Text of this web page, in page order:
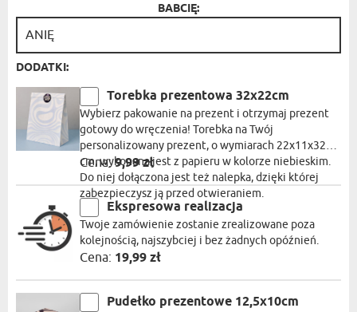
BABCIĘ:
DODATKI:
Torebka prezentowa 32x22cm
Wybierz pakowanie na prezent i otrzymaj prezent
gotowy do wręczenia! Torebka na Twój
personalizowany prezent, o wymiarach 22x11x32
cm, wykonana jest z papieru w kolorze niebieskim.
Do niej dołączona jest też nalepka, dzięki której
zabezpieczysz ją przed otwieraniem.
Cena:9,99 zł
Ekspresowa realizacja
Twoje zamówienie zostanie zrealizowane poza
kolejnością, najszybciej i bez żadnych opóźnień.
Cena: 19,99 zł
Pudełko prezentowe 12,5x10cm